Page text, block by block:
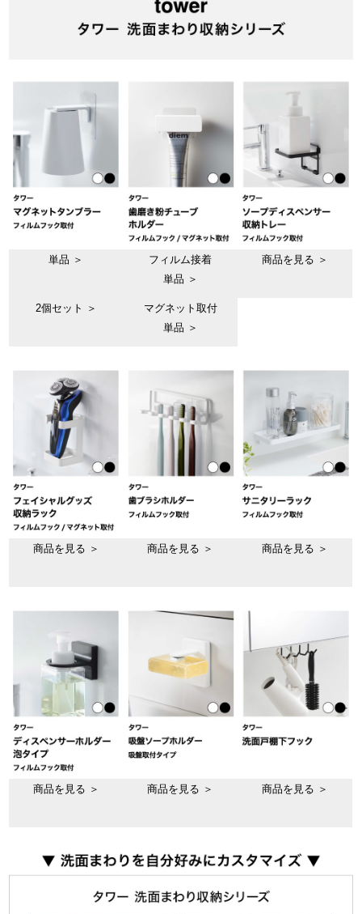
単品 ＞
フィルム接着
単品 ＞
商品を見る ＞
2個セット ＞
マグネット取付
単品 ＞
商品を見る ＞ 商品を見る ＞ 商品を見る ＞
商品を見る ＞ 商品を見る ＞ 商品を見る ＞